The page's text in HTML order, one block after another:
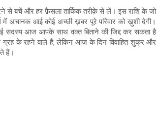
से बचें और हर फ़ैसला तार्किक तरीक़े से लें। इस राशि के जो
में अचानक आई कोई अच्छी ख़बर पूरे परिवार को ख़ुशी देगी।
सदस्य आज आपके साथ वक्त बिताने की जिद्द कर सकता है
के रहने वाले हैं, लेकिन आज के दिन विवाहित शुक्र और
हैं।